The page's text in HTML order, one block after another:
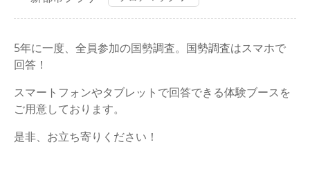
5年に一度、全員参加の国勢調査。国勢調査はスマホで
回答！
スマートフォンやタブレットで回答できる体験ブースを
ご用意しております。
是非、お立ち寄りください！